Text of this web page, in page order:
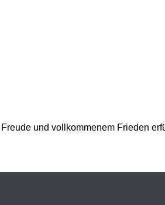
und vollkommenem Frieden